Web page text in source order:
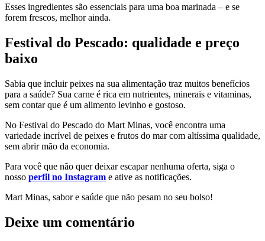
Esses ingredientes são essenciais para uma boa marinada – e se
forem frescos, melhor ainda.
Festival do Pescado: qualidade e preço
baixo
Sabia que incluir peixes na sua alimentação traz muitos benefícios
para a saúde? Sua carne é rica em nutrientes, minerais e vitaminas,
sem contar que é um alimento levinho e gostoso.
No Festival do Pescado do Mart Minas, você encontra uma
variedade incrível de peixes e frutos do mar com altíssima qualidade,
sem abrir mão da economia.
Para você que não quer deixar escapar nenhuma oferta, siga o
nosso perfil no Instagram e ative as notificações.
Mart Minas, sabor e saúde que não pesam no seu bolso!
Deixe um comentário